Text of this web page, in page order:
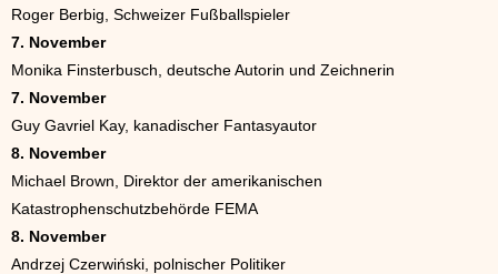
Roger Berbig, Schweizer Fußballspieler
7. November
Monika Finsterbusch, deutsche Autorin und Zeichnerin
7. November
Guy Gavriel Kay, kanadischer Fantasyautor
8. November
Michael Brown, Direktor der amerikanischen
Katastrophenschutzbehörde FEMA
8. November
Andrzej Czerwiński, polnischer Politiker